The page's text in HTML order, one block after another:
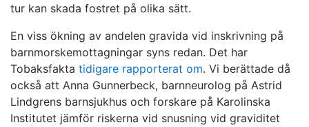
tur kan skada fostret på olika sätt.
En viss ökning av andelen gravida vid inskrivning på
barnmorskemottagningar syns redan. Det har
Tobaksfakta tidigare rapporterat om. Vi berättade då
också att Anna Gunnerbeck, barnneurolog på Astrid
Lindgrens barnsjukhus och forskare på Karolinska
Institutet jämför riskerna vid snusning vid graviditet